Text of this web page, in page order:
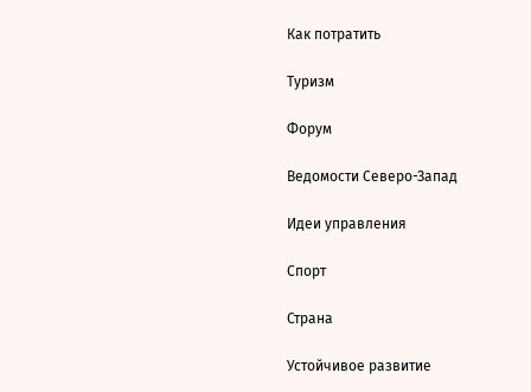
Как потратить
Туризм
Форум
Ведомости Северо-Запад
Идеи управления
Спорт
Страна
Устойчивое развитие